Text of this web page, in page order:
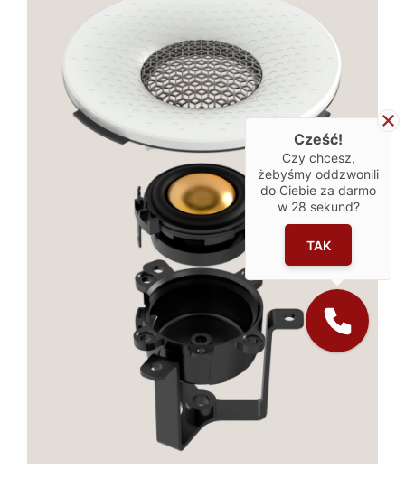
Cześć!
Czy chcesz,
żebyśmy oddzwonili
do Ciebie za darmo
w 28 sekund?
TAK